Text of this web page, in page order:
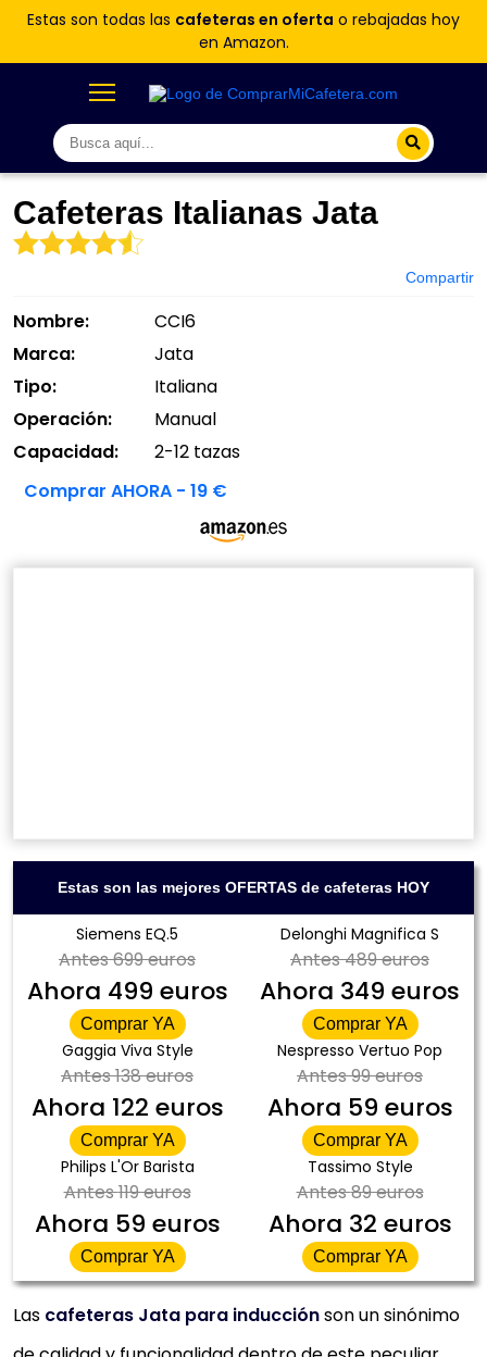
Estas son todas las cafeteras en oferta o rebajadas hoy
en Amazon.
Cafeteras Italianas Jata
Compartir
Nombre:
CCI6
Marca:
Jata
Tipo:
Italiana
Operación:
Manual
Capacidad:
2-12 tazas
Comprar AHORA - 19 €
Estas son las mejores OFERTAS de cafeteras HOY
Siemens EQ.5
Antes699 euros
Ahora 499 euros
Comprar YA
Delonghi Magnifica S
Antes489 euros
Ahora 349 euros
Comprar YA
Gaggia Viva Style
Antes138 euros
Ahora 122 euros
Comprar YA
Nespresso Vertuo Pop
Antes99 euros
Ahora 59 euros
Comprar YA
Philips L'Or Barista
Antes119 euros
Ahora 59 euros
Comprar YA
Tassimo Style
Antes89 euros
Ahora 32 euros
Comprar YA
Las cafeteras Jata para inducciónson un sinónimo